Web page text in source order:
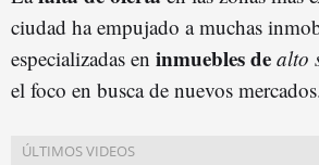
ciudad ha empujado a muchas
especializadas en inmueblesde alto
el foco en busca de nuevos